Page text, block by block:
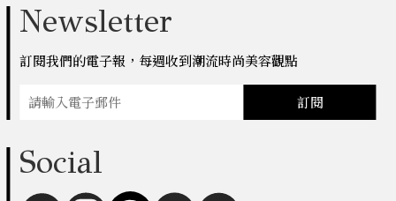
Newsletter
訂閱我們的電子報，每週收到潮流時尚美容觀點
訂閱
Social